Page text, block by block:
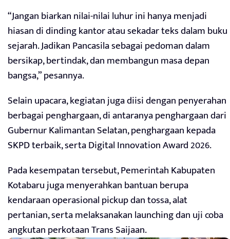
“Jangan biarkan nilai-nilai luhur ini hanya menjadi
hiasan di dinding kantor atau sekadar teks dalam buku
sejarah. Jadikan Pancasila sebagai pedoman dalam
bersikap, bertindak, dan membangun masa depan
bangsa,” pesannya.
Selain upacara, kegiatan juga diisi dengan penyerahan
berbagai penghargaan, di antaranya penghargaan dari
Gubernur Kalimantan Selatan, penghargaan kepada
SKPD terbaik, serta Digital Innovation Award 2026.
Pada kesempatan tersebut, Pemerintah Kabupaten
Kotabaru juga menyerahkan bantuan berupa
kendaraan operasional pickup dan tossa, alat
pertanian, serta melaksanakan launching dan uji coba
angkutan perkotaan Trans Saijaan.